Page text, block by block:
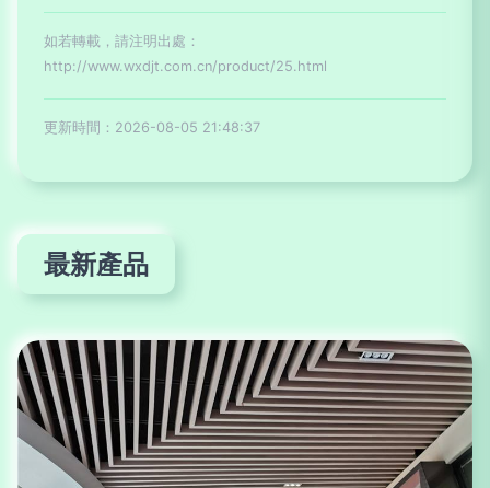
如若轉載，請注明出處：
http://www.wxdjt.com.cn/product/25.html
更新時間：2026-08-05 21:48:37
最新產品